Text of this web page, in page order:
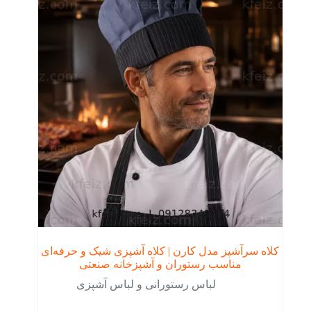
کلاه سرآشپز مدل کارن | کلاه آشپزی شیک و حرفه‌ای
مناسب رستوران و آشپزخانه صنعتی
لباس رستورانی و لباس آشپزی